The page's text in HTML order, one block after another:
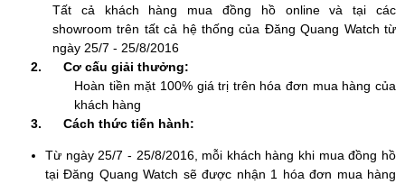
Tất cả khách hàng mua đồng hồ online và tại các
showroom trên tất cả hệ thống của Đăng Quang Watch từ
ngày 25/7 - 25/8/2016
2.
Cơ cấu giải thưởng:
Hoàn tiền mặt 100% giá trị trên hóa đơn mua hàng của
khách hàng
3.
Cách thức tiến hành:
Từ ngày 25/7 - 25/8/2016, mỗi khách hàng khi mua đồng hồ
tại Đăng Quang Watch sẽ được nhận 1 hóa đơn mua hàng